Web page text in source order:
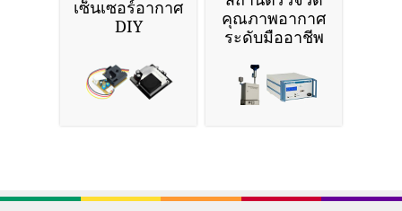
เซ็นเซอร์อากาศ
DIY
คุณภาพอากาศ
ระดับมืออาชีพ